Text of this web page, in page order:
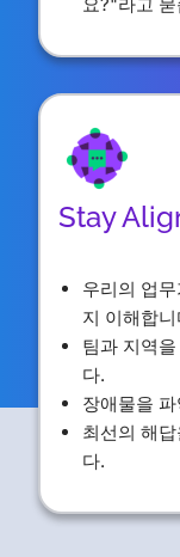
Stay
우리의 업
지 이해합니
팀과 지역
다.
장애물을
최선의 해
다.